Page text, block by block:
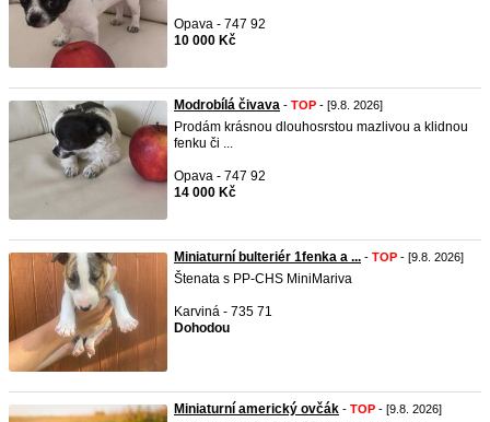
Opava - 747 92
10 000 Kč
Modrobílá čivava - TOP - [9.8. 2026]
Prodám krásnou dlouhosrstou mazlivou a klidnou
fenku či ...
Opava - 747 92
14 000 Kč
Miniaturní bulteriér 1fenka a ... - TOP - [9.8. 2026]
Štenata s PP-CHS MiniMariva
Karviná - 735 71
Dohodou
Miniaturní americký ovčák - TOP - [9.8. 2026]